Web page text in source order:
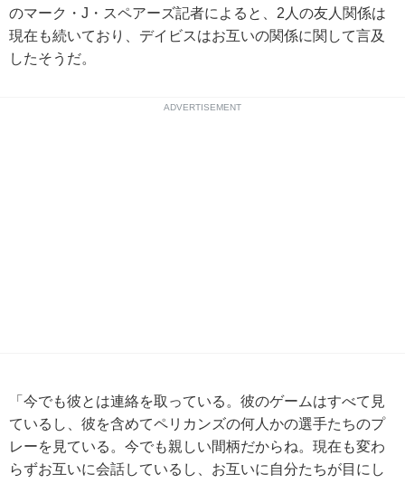
のマーク・J・スペアーズ記者によると、2人の友人関係は
現在も続いており、デイビスはお互いの関係に関して言及
したそうだ。
ADVERTISEMENT
「今でも彼とは連絡を取っている。彼のゲームはすべて見
ているし、彼を含めてペリカンズの何人かの選手たちのプ
レーを見ている。今でも親しい間柄だからね。現在も変わ
らずお互いに会話しているし、お互いに自分たちが目にし